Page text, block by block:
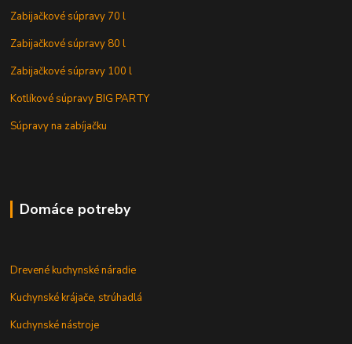
Zabijačkové súpravy 70 l
Zabijačkové súpravy 80 l
Zabijačkové súpravy 100 l
Kotlíkové súpravy BIG PARTY
Súpravy na zabíjačku
Domáce potreby
Drevené kuchynské náradie
Kuchynské krájače, strúhadlá
Kuchynské nástroje